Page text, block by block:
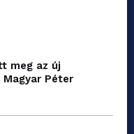
meg az új
Péter